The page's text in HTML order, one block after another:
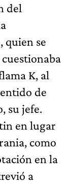
del
quien se
K, al
de
su jefe.
en lugar
como
en la
a